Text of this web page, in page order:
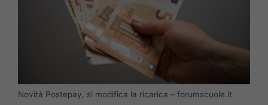
Novità Postepay, si modifica la ricarica – forumscuole.it